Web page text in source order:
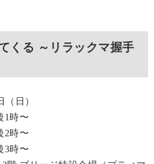
くる ～リラックマ握手
（日）
1時〜
2時〜
3時〜